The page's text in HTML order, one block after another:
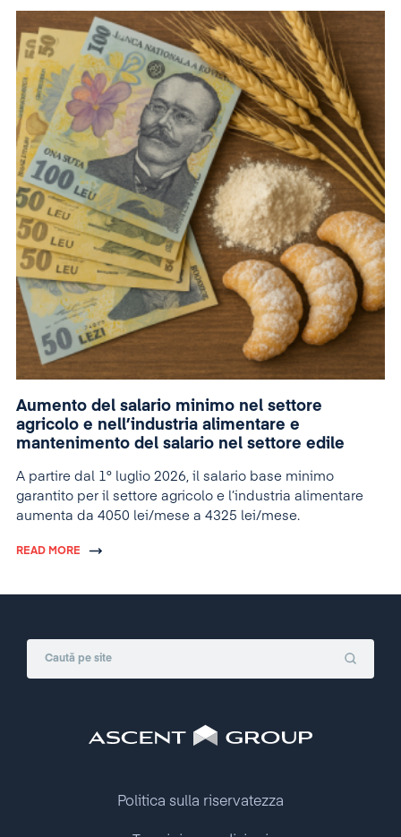
Aumento del salario minimo nel settore
agricolo e nell’industria alimentare e
mantenimento del salario nel settore edile
A partire dal 1° luglio 2026, il salario base minimo
garantito per il settore agricolo e l’industria alimentare
aumenta da 4050 lei/mese a 4325 lei/mese.
READ MORE
Politica sulla riservatezza